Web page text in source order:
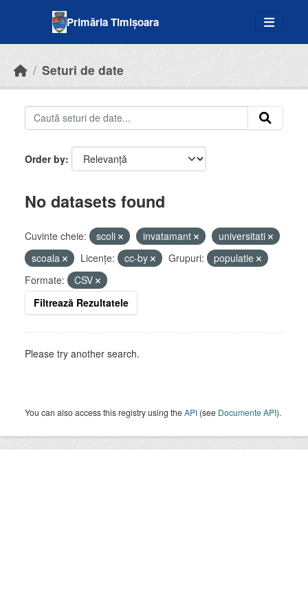
Primăria Timișoara
Seturi de date
Order by
No datasets found
Cuvinte cheie: scoli invatamant
universitati
scoala
Licenţe: cc-by Grupuri:
populatie
Formate:
CSV
Filtrează Rezultatele
Please try another search.
You can also access this registry using theAPI (see Documente API).